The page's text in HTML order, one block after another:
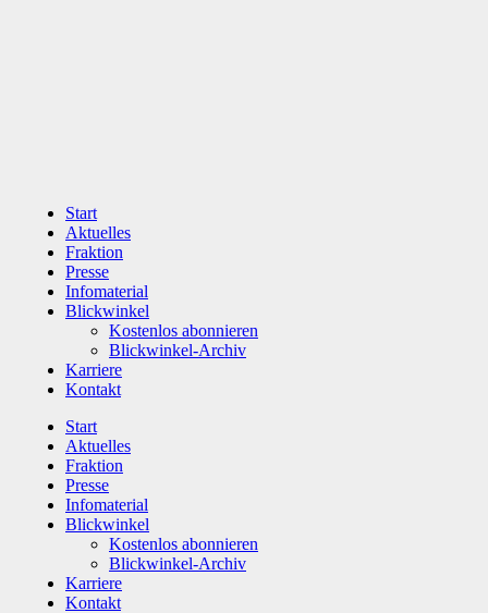
Start
Aktuelles
Fraktion
Presse
Infomaterial
Blickwinkel
Kostenlos abonnieren
Blickwinkel-Archiv
Karriere
Kontakt
Start
Aktuelles
Fraktion
Presse
Infomaterial
Blickwinkel
Kostenlos abonnieren
Blickwinkel-Archiv
Karriere
Kontakt